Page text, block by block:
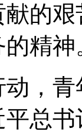
的
精神
，
总